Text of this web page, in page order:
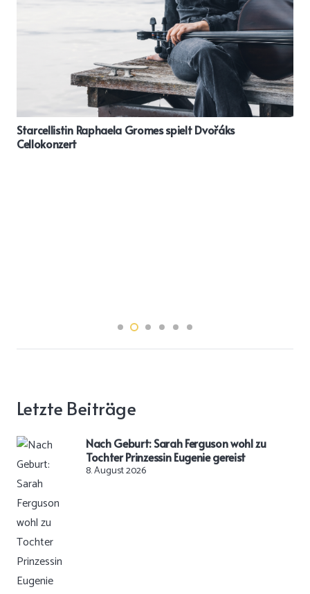
Starcellistin Raphaela Gromes spielt Dvořáks
Cellokonzert
Letzte Beiträge
Nach Geburt: Sarah Ferguson wohl zu
Tochter Prinzessin Eugenie gereist
8. August 2026